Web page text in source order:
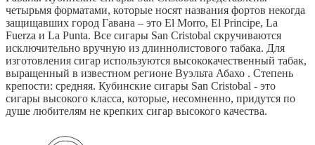
четырьмя форматами, которые носят названия фортов некогда
защищавших город Гавана – это El Morro, El Principe, La
Fuerza и La Punta. Все сигары San Cristobal скручиваются
исключительно вручную из длиннолистового табака. Для
изготовления сигар используются высококачественный табак,
выращенный в известном регионе Вуэльта Абахо . Степень
крепости: средняя. Кубинские сигары San Cristobal - это
сигары высокого класса, которые, несомненно, придутся по
душе любителям не крепких сигар высокого качества.